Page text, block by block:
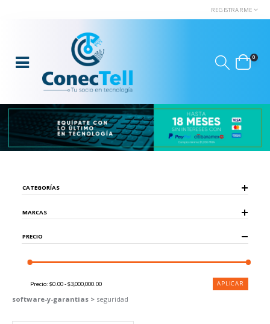
REGISTRARME
0
CATEGORÍAS
MARCAS
PRECIO
Precio: $0.00 - $3,000,000.00 APLICAR
software-y-garantias > seguridad